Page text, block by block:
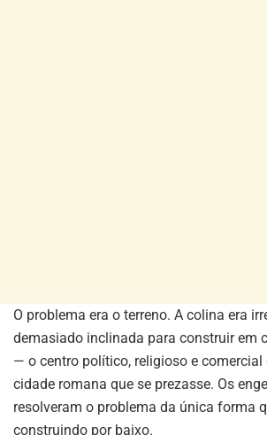
O problema era o terreno. A colina era
demasiado inclinada para construir em
— o centro político, religioso e comercial
cidade romana que se prezasse. Os
resolveram o problema da única forma
construindo por baixo.